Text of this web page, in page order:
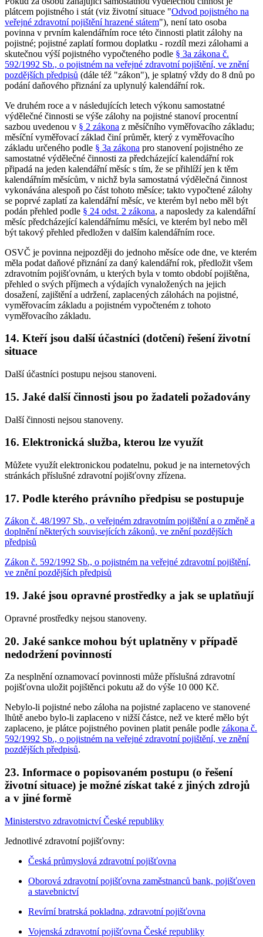
plátcem pojistného i stát (viz životní situace "Odvod pojistného na
veřejné zdravotní pojištění hrazené státem"), není tato osoba
povinna v prvním kalendářním roce této činnosti platit zálohy na
pojistné; pojistné zaplatí formou doplatku - rozdíl mezi zálohami a
skutečnou výší pojistného vypočteného podle § 3a zákona č.
592/1992 Sb., o pojistném na veřejné zdravotní pojištění, ve znění
pozdějších předpisů (dále též "zákon"), je splatný vždy do 8 dnů po
podání daňového přiznání za uplynulý kalendářní rok.
Ve druhém roce a v následujících letech výkonu samostatné
výdělečné činnosti se výše zálohy na pojistné stanoví procentní
sazbou uvedenou v § 2 zákona z měsíčního vyměřovacího základu;
měsíční vyměřovací základ činí průměr, který z vyměřovacího
základu určeného podle § 3a zákona pro stanovení pojistného ze
samostatné výdělečné činnosti za předcházející kalendářní rok
připadá na jeden kalendářní měsíc s tím, že se přihlíží jen k těm
kalendářním měsícům, v nichž byla samostatná výdělečná činnost
vykonávána alespoň po část tohoto měsíce; takto vypočtené zálohy
se poprvé zaplatí za kalendářní měsíc, ve kterém byl nebo měl být
podán přehled podle § 24 odst. 2 zákona, a naposledy za kalendářní
měsíc předcházející kalendářnímu měsíci, ve kterém byl nebo měl
být takový přehled předložen v dalším kalendářním roce.
OSVČ je povinna nejpozději do jednoho měsíce ode dne, ve kterém
měla podat daňové přiznání za daný kalendářní rok, předložit všem
zdravotním pojišťovnám, u kterých byla v tomto období pojištěna,
přehled o svých příjmech a výdajích vynaložených na jejich
dosažení, zajištění a udržení, zaplacených zálohách na pojistné,
vyměřovacím základu a pojistném vypočteném z tohoto
vyměřovacího základu.
14. Kteří jsou další účastníci (dotčení) řešení životní
situace
Další účastníci postupu nejsou stanoveni.
15. Jaké další činnosti jsou po žadateli požadovány
Další činnosti nejsou stanoveny.
16. Elektronická služba, kterou lze využít
Můžete využít elektronickou podatelnu, pokud je na internetových
stránkách příslušné zdravotní pojišťovny zřízena.
17. Podle kterého právního předpisu se postupuje
Zákon č. 48/1997 Sb., o veřejném zdravotním pojištění a o změně a
doplnění některých souvisejících zákonů, ve znění pozdějších
předpisů
Zákon č. 592/1992 Sb., o pojistném na veřejné zdravotní pojištění,
ve znění pozdějších předpisů
19. Jaké jsou opravné prostředky a jak se uplatňují
Opravné prostředky nejsou stanoveny.
20. Jaké sankce mohou být uplatněny v případě
nedodržení povinností
Za nesplnění oznamovací povinnosti může příslušná zdravotní
pojišťovna uložit pojištěnci pokutu až do výše 10 000 Kč.
Nebylo-li pojistné nebo záloha na pojistné zaplaceno ve stanovené
lhůtě anebo bylo-li zaplaceno v nižší částce, než ve které mělo být
zaplaceno, je plátce pojistného povinen platit penále podle zákona č.
592/1992 Sb., o pojistném na veřejné zdravotní pojištění, ve znění
pozdějších předpisů.
23. Informace o popisovaném postupu (o řešení
životní situace) je možné získat také z jiných zdrojů
a v jiné formě
Ministerstvo zdravotnictví České republiky
Jednotlivé zdravotní pojišťovny:
Česká průmyslová zdravotní pojišťovna
Oborová zdravotní pojišťovna zaměstnanců bank, pojišťoven
a stavebnictví
Revírní bratrská pokladna, zdravotní pojišťovna
Vojenská zdravotní pojišťovna České republiky